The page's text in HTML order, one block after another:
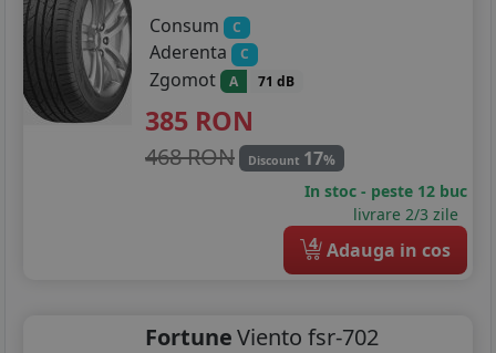
Consum
C
Aderenta C
Zgomot A 71 dB
385 RON
468 RON Discount 17%
In stoc - peste 12 buc
livrare 2/3 zile
4 Adauga in cos
FortuneViento fsr-702